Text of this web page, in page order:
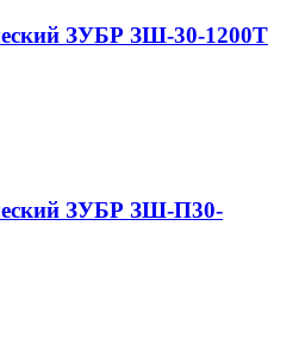
ЗУБР ЗШ-30-1200Т
ЗУБР ЗШ-П30-